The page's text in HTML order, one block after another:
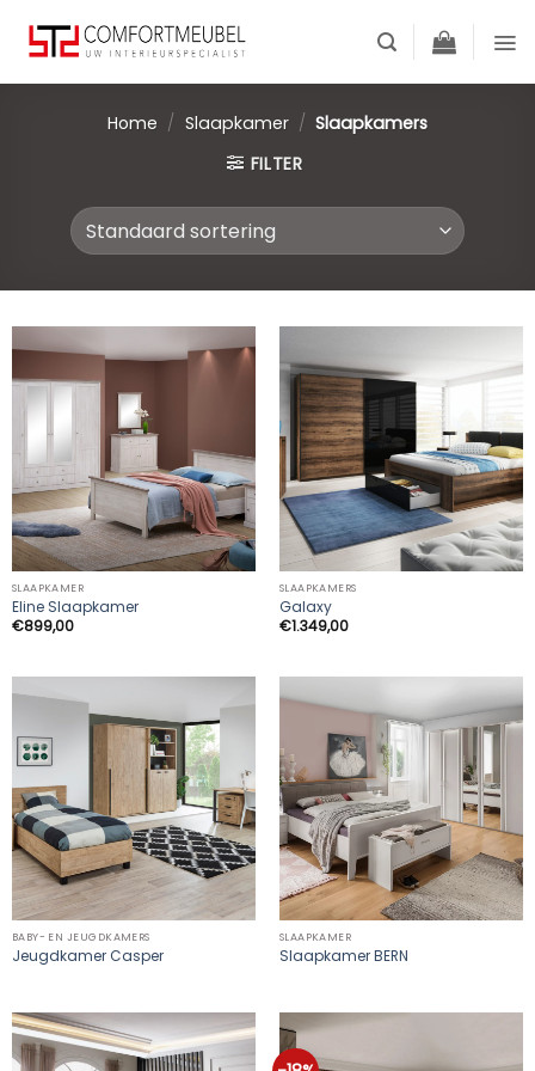
content
Home / Slaapkamer / Slaapkamers
FILTER
SLAAPKAMER
Eline Slaapkamer
€899,00
SLAAPKAMERS
Galaxy
€1.349,00
BABY- EN JEUGDKAMERS
Jeugdkamer Casper
SLAAPKAMER
Slaapkamer BERN